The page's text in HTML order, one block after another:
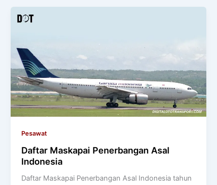
Pesawat
Daftar Maskapai Penerbangan Asal
Indonesia
Daftar Maskapai Penerbangan Asal Indonesia tahun